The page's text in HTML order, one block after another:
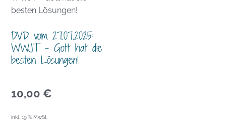
DVD vom 27.07.2025:
WWJT – Gott hat die
besten Lösungen!
10,00 €
inkl. 19 % MwSt.